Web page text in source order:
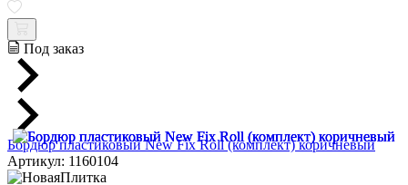
Под заказ
Бордюр пластиковый New Fix Roll (комплект) коричневый
Артикул: 1160104